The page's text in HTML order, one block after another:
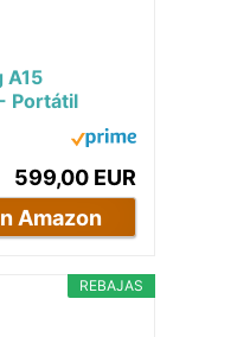
A15
Portátil
HD 144Hz
599,00 EUR
Amazon
REBAJAS